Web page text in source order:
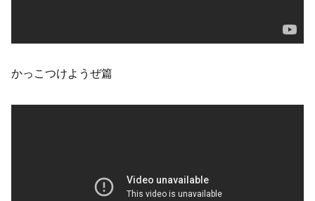
かっこつけようぜ篇